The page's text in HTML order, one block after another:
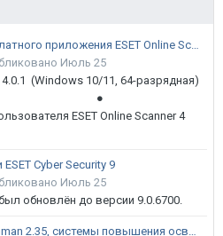
Новая версия бесплатного приложения ESET Online Scanner доступна пользователям
Июль 25
4.0.1 (Windows 10/11, 64-разрядная)
ESET Online Scanner 4
Cyber Security 9
Июль 25
обновлён до версии 9.0.6700.
Тестирование Phishman 2.35, системы повышения осведомлённости пользователей в сфере ИБ